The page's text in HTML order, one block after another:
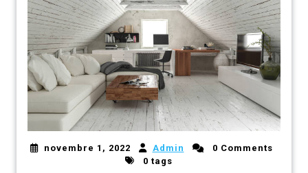
novembre 1, 2022 Admin
0 Comments
0 tags